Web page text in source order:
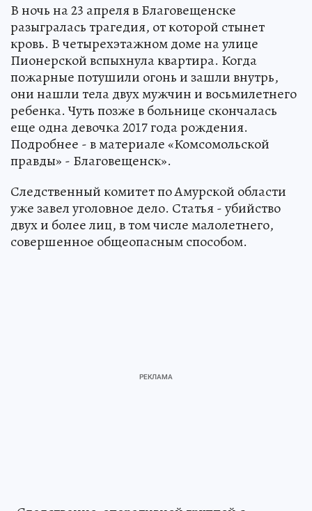
В ночь на 23 апреля в Благовещенске
разыгралась трагедия, от которой стынет
кровь. В четырехэтажном доме на улице
Пионерской вспыхнула квартира. Когда
пожарные потушили огонь и зашли внутрь,
они нашли тела двух мужчин и восьмилетнего
ребенка. Чуть позже в больнице скончалась
еще одна девочка 2017 года рождения.
Подробнее - в материале «Комсомольской
правды» - Благовещенск».
Следственный комитет по Амурской области
уже завел уголовное дело. Статья - убийство
двух и более лиц, в том числе малолетнего,
совершенное общеопасным способом.